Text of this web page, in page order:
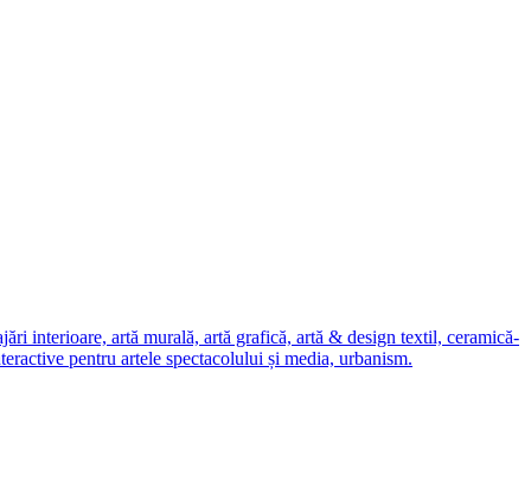
interioare, artă murală, artă grafică, artă & design textil, ceramică-
pentru artele spectacolului și media, urbanism.